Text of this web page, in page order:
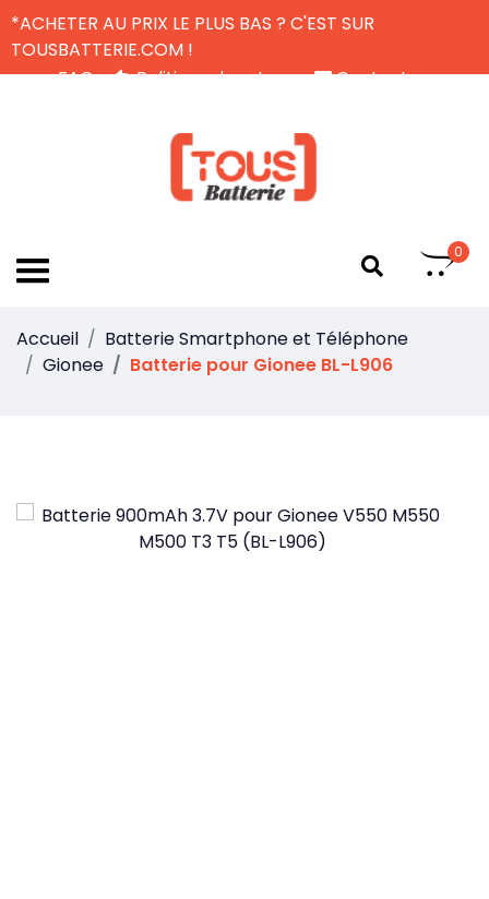
*ACHETER AU PRIX LE PLUS BAS ? C'EST SUR
TOUSBATTERIE.COM !
FAQ
Politique de retour
Contactez-nous
0
Accueil
Batterie Smartphone et Téléphone
Gionee
Batterie pour Gionee BL-L906